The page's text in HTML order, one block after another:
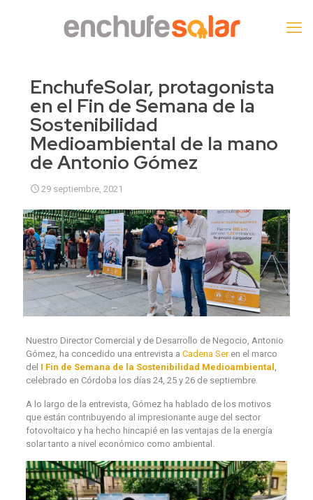
EnchufeSolar, protagonista
en el Fin de Semana de la
Sostenibilidad
Medioambiental de la mano
de Antonio Gómez
29 septiembre, 2021
Nuestro Director Comercial y de Desarrollo de Negocio, Antonio
Gómez, ha concedido una entrevista a Cadena Seren el marco
del I Fin de Semana de la Sostenibilidad Medioambiental
celebrado en Córdoba los días 24, 25 y 26 de septiembre.
A lo largo de la entrevista, Gómez ha hablado de los motivos
que están contribuyendo al impresionante auge del sector
fotovoltaico y ha hecho hincapié en las ventajas de la energía
solar tanto a nivel económico como ambiental.